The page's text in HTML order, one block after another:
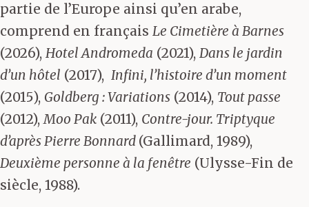
partie de l’Europe ainsi qu’en arabe,
comprend en français Le Cimetière à Barnes
(2026), Hotel Andromeda (2021), Dans le jardin
d’un hôtel (2017), Infini, l’histoire d’un moment
(2015), Goldberg : Variations (2014), Tout passe
(2012),Moo Pak (2011), Contre-jour. Triptyque
d’après Pierre Bonnard (Gallimard, 1989),
Deuxième personne à la fenêtre (Ulysse-Fin de
siècle, 1988).